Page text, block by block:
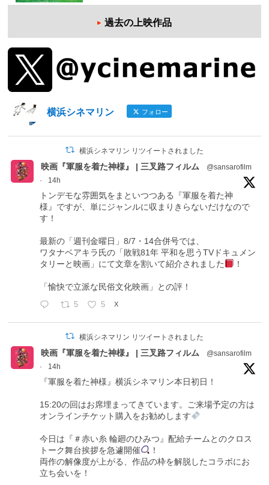
過去の上映作品
横浜シネマリン フォロー
横浜シネマリン リツイートされました
映画『軍服を着た神様』 | 三叉路フィルム
@sansarofilm
·
14h
トンデモな雰囲気をまといつつある『軍服を着た神
様』ですが、単にジャンルに収まりきらないだけなので
す！
最新の「週刊金曜日」8/7・14合併号では、
ワタナベアキラ氏の「敗戦81年 平和を思うTVドキュメン
タリーと映画」にて文章を割いて紹介されました
！
「愉快で立派な民俗文化映画」との評！
5 5 X
横浜シネマリン リツイートされました
映画『軍服を着た神様』 | 三叉路フィルム
@sansarofilm
·
14h
『軍服を着た神様』横浜シネマリン本日初日！
15:20の回はお席埋まってきています。ご来場予定の方は
オンラインチケット購入をお勧めします
今日は『＃赤い糸 輪廻のひみつ』配給チームとのクロス
トーク舞台挨拶を急遽開催
！
両作の解像度が上がる、作品の枠を解脱したコラボにお
立ち会いを！